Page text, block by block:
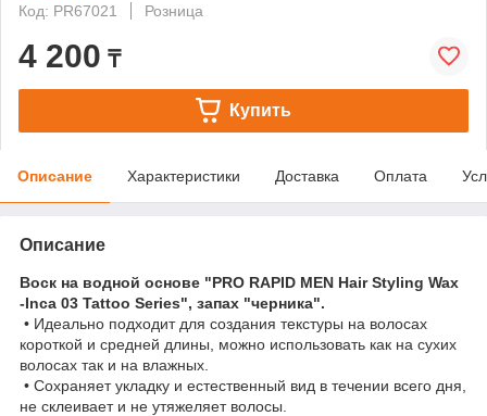
Код: PR67021
Розница
4 200 ₸
Купить
Описание Характеристики Доставка Оплата
Описание
Воск на водной основе "PRO RAPID MEN Hair Styling Wax
-Inca 03 Tattoo Series", запах "черника".
• Идеально подходит для создания текстуры на волосах
короткой и средней длины, можно использовать как на сухих
волосах так и на влажных.
• Сохраняет укладку и естественный вид в течении всего дня,
не склеивает и не утяжеляет волосы.